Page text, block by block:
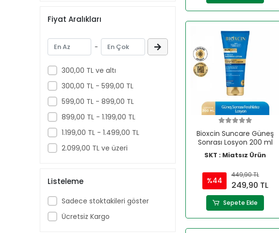
MENARINI
miraderm
NATURALNEST
Nature's Bounty
Natuwell
NEOSTRATA
NEW LIFE
NURSE HARVEY'S
NUTRAXIN
OFF
PHARMATON
Fiyat Aralıkları
-
300,00 TL ve altı
300,00 TL - 599,00 TL
599,00 TL - 899,00 TL
899,00 TL - 1.199,00 TL
1.199,00 TL - 1.499,00 TL
2.099,00 TL ve üzeri
Listeleme
Sadece stoktakileri göster
Ücretsiz Kargo
Bioxcin Suncare Güneş
Sonrası Losyon 200 ml
SKT : Miatsız Ürün
%44
449,90 TL
249,90 TL
Sepete Ekle